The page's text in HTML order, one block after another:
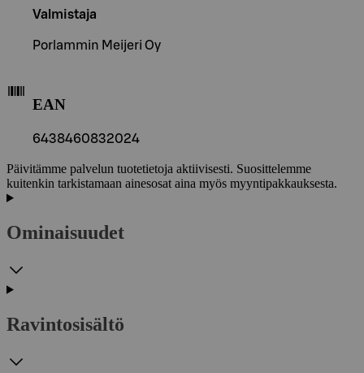
Valmistaja
Porlammin Meijeri Oy
EAN
6438460832024
Päivitämme palvelun tuotetietoja aktiivisesti. Suosittelemme
kuitenkin tarkistamaan ainesosat aina myös myyntipakkauksesta.
Ominaisuudet
Ravintosisältö